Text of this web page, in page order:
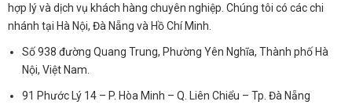
hợp lý và dịch vụ khách hàng chuyên nghiệp. Chúng tôi có các chi
nhánh tại Hà Nội, Đà Nẵng và Hồ Chí Minh.
Số 938 đường Quang Trung, Phường Yên Nghĩa, Thành phố Hà
Nội, Việt Nam.
91 Phước Lý 14 – P. Hòa Minh – Q. Liên Chiểu – Tp. Đà Nẵng